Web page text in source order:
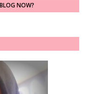
NOW?